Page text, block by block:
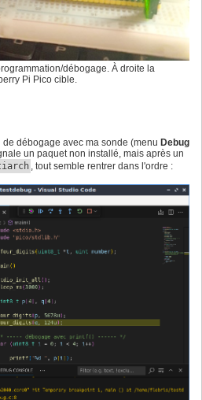
débogage. À droite la
Pi Pico cible.
débogage avec ma sonde (menu Debug
un paquet non installé, mais après un
, tout semble rentrer dans l'ordre :